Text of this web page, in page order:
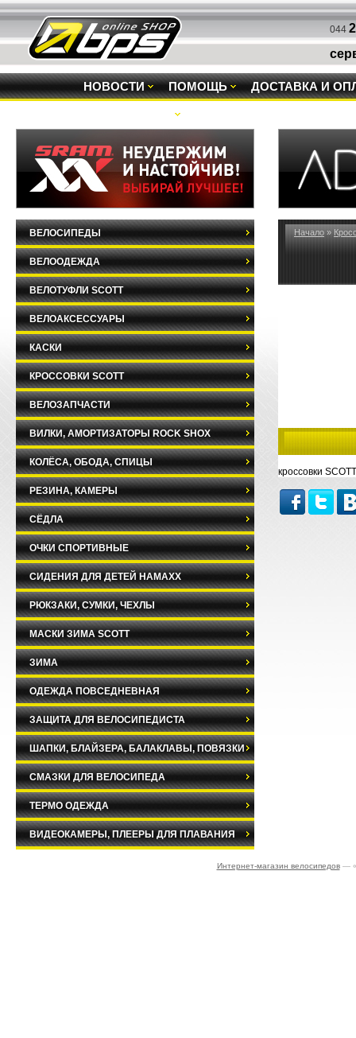
044
НОВОСТИ ПОМОЩЬ ДОСТАВКА И
Начало »
кроссовки
ВЕЛОСИПЕДЫ
ВЕЛООДЕЖДА
ВЕЛОТУФЛИ SCOTT
ВЕЛОАКСЕССУАРЫ
КАСКИ
КРОССОВКИ SCOTT
ВЕЛОЗАПЧАСТИ
ВИЛКИ, АМОРТИЗАТОРЫ ROCK SHOX
КОЛЁСА, ОБОДА, СПИЦЫ
РЕЗИНА, КАМЕРЫ
СЁДЛА
ОЧКИ СПОРТИВНЫЕ
СИДЕНИЯ ДЛЯ ДЕТЕЙ HAMAXX
РЮКЗАКИ, СУМКИ, ЧЕХЛЫ
МАСКИ ЗИМА SCOTT
ЗИМА
ОДЕЖДА ПОВСЕДНЕВНАЯ
ЗАЩИТА ДЛЯ ВЕЛОСИПЕДИСТА
ШАПКИ, БЛАЙЗЕРА, БАЛАКЛАВЫ, ПОВЯЗКИ
СМАЗКИ ДЛЯ ВЕЛОСИПЕДА
ТЕРМО ОДЕЖДА
ВИДЕОКАМЕРЫ, ПЛЕЕРЫ ДЛЯ ПЛАВАНИЯ
Интернет-магазин велосипедов—